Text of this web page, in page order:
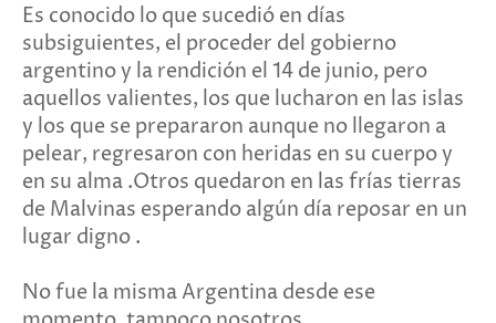
Es conocido lo que sucedió en días
subsiguientes, el proceder del gobierno
argentino y la rendición el 14 de junio, pero
aquellos valientes, los que lucharon en las islas
y los que se prepararon aunque no llegaron a
pelear, regresaron con heridas en su cuerpo y
en su alma .Otros quedaron en las frías tierras
de Malvinas esperando algún día reposar en un
lugar digno .
No fue la misma Argentina desde ese